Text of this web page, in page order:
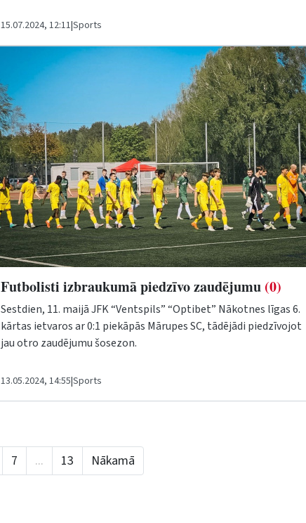
15.07.2024, 12:11|Sports
Futbolisti izbraukumā piedzīvo zaudējumu (0)
Sestdien, 11. maijā JFK “Ventspils” “Optibet” Nākotnes līgas 6.
kārtas ietvaros ar 0:1 piekāpās Mārupes SC, tādējādi piedzīvojot
jau otro zaudējumu šosezon.
13.05.2024, 14:55|Sports
7 ... 13 Nākamā